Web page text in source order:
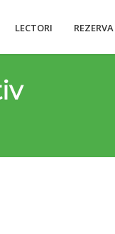
LECTORI REZERVA